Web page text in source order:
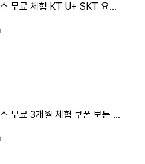
디즈니 플러스 무료 체험 KT U+ SKT 요금제 무료 할인 카드 계정 공유 서비스
디즈니 플러스 무료 3개월 체험 쿠폰 보는 방법 KT 패밀리 박스